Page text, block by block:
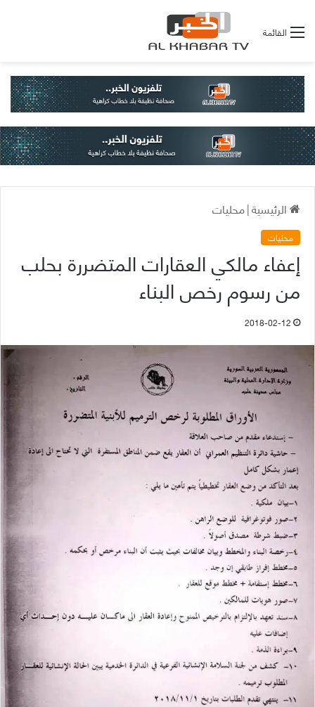
القائمة
الرئيسية|محليات
محليات
إعفاء مالكي العقارات المتضررة بحلب
من رسوم رخص البناء
2018-02-12